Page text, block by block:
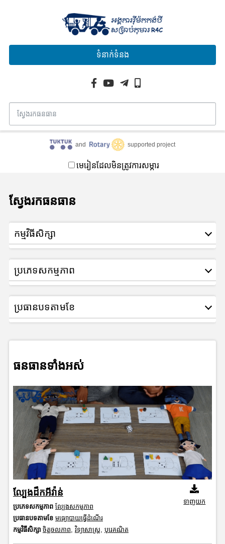
ទំនាក់ទំនង
and supported project
មេរៀនដែលមិនត្រូវការសម្ភារ
ស្វែងរកធនធាន
កម្មវិធីសិក្សា
ប្រភេទសកម្មភាព
ប្រធានបទតាមខែ
ធនធានទាំងអស់
ល្បែងដឹកអីវ៉ាន់
ប្រភេទសកម្មភាព ល្បែងសកម្មភាព
ប្រធានបទតាមខែ មធ្យោបាយធ្វើដំណើរ
កម្មវិធីសិក្សា ចិត្តចលភាព, វិទ្យាសាស្រ្ត, បុរេគណិត
ទាញយក